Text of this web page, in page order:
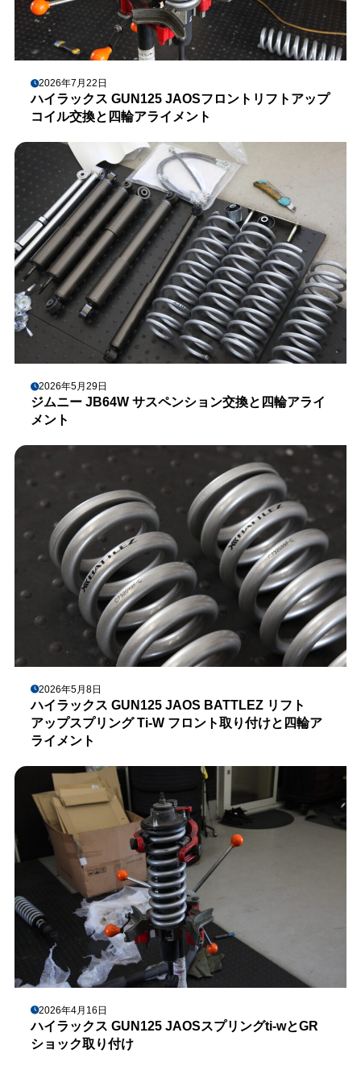
2026年7月22日
ハイラックス GUN125 JAOSフロントリフトアップ
コイル交換と四輪アライメント
2026年5月29日
ジムニー JB64W サスペンション交換と四輪アライ
メント
2026年5月8日
ハイラックス GUN125 JAOS BATTLEZ リフト
アップスプリング Ti-W フロント取り付けと四輪ア
ライメント
2026年4月16日
ハイラックス GUN125 JAOSスプリングti-wとGR
ショック取り付け